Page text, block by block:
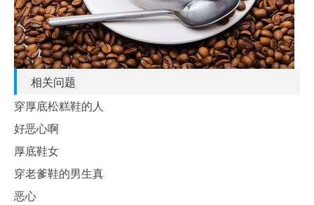
相关问题
穿厚底松糕鞋的人
好恶心啊
厚底鞋女
穿老爹鞋的男生真
恶心